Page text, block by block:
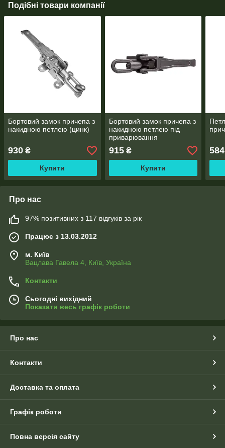
Подібні товари компанії
Бортовий замок причепа з
накидною петлею (цинк)
930 ₴
Купити
Бортовий замок причепа з
накидною петлею під
приварювання
915₴
Купити
584
Про нас
97% позитивних з 117 відгуків за рік
Працює з 13.03.2012
м. Київ
Вацлава Гавела 4, Київ, Україна
Контакти
Сьогодні вихідний
Показати весь графік роботи
Про нас
Контакти
Доставка та оплата
Графік роботи
Повна версія сайту